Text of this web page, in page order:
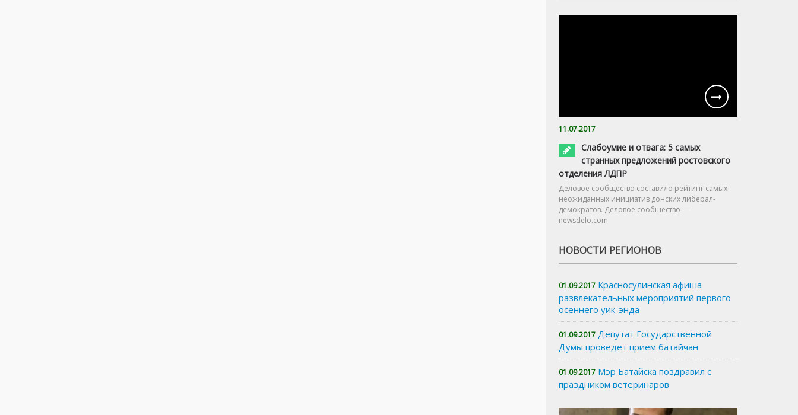
11.07.2017
Слабоумие и отвага: 5 самых
странных предложений ростовского
отделения ЛДПР
Деловое сообщество составило рейтинг самых
неожиданных инициатив донских либерал-
демократов. Деловое сообщество —
newsdelo.com
НОВОСТИ РЕГИОНОВ
01.09.2017 Красносулинская афиша
развлекательных мероприятий первого
осеннего уик-энда
01.09.2017 Депутат Государственной
Думы проведет прием батайчан
01.09.2017 Мэр Батайска поздравил с
праздником ветеринаров